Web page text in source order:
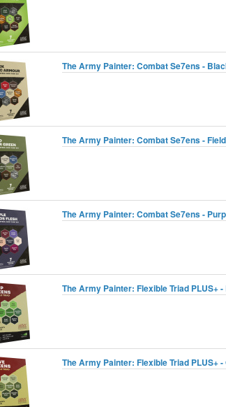
The Army Painter: Combat Se7ens -
The Army Painter: Combat Se7ens -
The Army Painter: Combat Se7ens -
The Army Painter: Flexible Triad PLUS+
The Army Painter: Flexible Triad PLUS+